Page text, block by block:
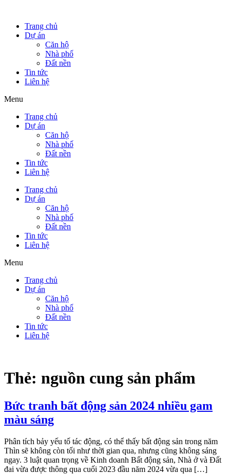
Trang chủ
Dự án
Căn hộ
Nhà phố
Đất nền
Tin tức
Liên hệ
Menu
Trang chủ
Dự án
Căn hộ
Nhà phố
Đất nền
Tin tức
Liên hệ
Trang chủ
Dự án
Căn hộ
Nhà phố
Đất nền
Tin tức
Liên hệ
Menu
Trang chủ
Dự án
Căn hộ
Nhà phố
Đất nền
Tin tức
Liên hệ
Thẻ: nguồn cung sản phẩm
Bức tranh bất động sản 2024 nhiều gam
màu sáng
Phân tích bảy yếu tố tác động, có thể thấy bất động sản trong năm
Thìn sẽ không còn tối như thời gian qua, nhưng cũng không sáng
ngay. 3 luật quan trọng về Kinh doanh Bất động sản, Nhà ở và Đất
đai vừa được thông qua cuối 2023 đầu năm 2024 vừa qua […]